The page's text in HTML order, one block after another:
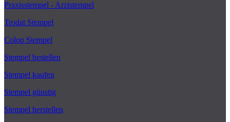
Praxisstempel - Arztstempel
Trodat Stempel
Colop Stempel
Stempel bestellen
Stempel kaufen
Stempel günstig
Stempel herstellen